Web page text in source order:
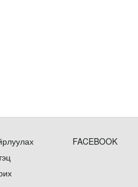
FACEBOOK